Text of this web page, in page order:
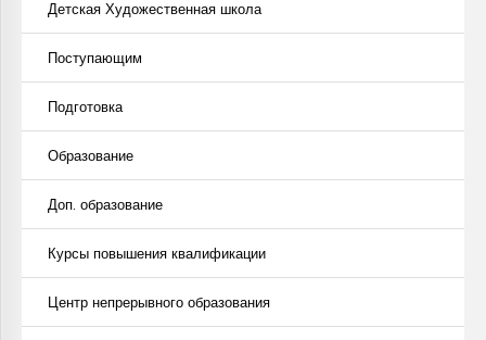
Детская Художественная школа
Поступающим
Подготовка
Образование
Доп. образование
Курсы повышения квалификации
Центр непрерывного образования